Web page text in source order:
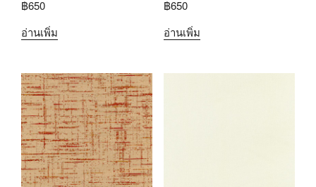
฿650
อ่านเพิ่ม
฿650
อ่านเพิ่ม